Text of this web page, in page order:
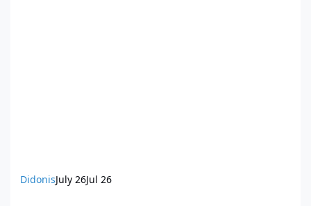
DidonisJuly 26Jul 26